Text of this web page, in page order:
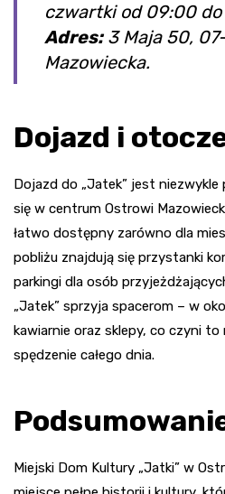
czwartki od 09:00 do
Adres:3 Maja 50,
Mazowiecka.
Dojazd i
Dojazd do „Jatek” jest
się w centrum Ostrowi
łatwo dostępny zarówno dla
pobliżu znajdują się przystanki
parkingi dla osób
„Jatek” sprzyja spacerom – w
kawiarnie oraz sklepy, co czyni to
spędzenie całego dnia.
Miejski Dom Kultury „Jatki” w